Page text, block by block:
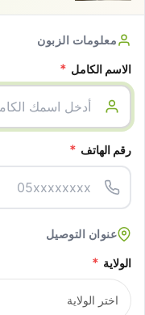
معلومات الزبون
الاسم الكامل *
رقم الهاتف *
عنوان التوصيل
الولاية *